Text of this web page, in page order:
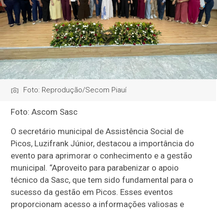
Foto: Reprodução/Secom Piauí
Foto: Ascom Sasc
O secretário municipal de Assistência Social de
Picos, Luzifrank Júnior, destacou a importância do
evento para aprimorar o conhecimento e a gestão
municipal. “Aproveito para parabenizar o apoio
técnico da Sasc, que tem sido fundamental para o
sucesso da gestão em Picos. Esses eventos
proporcionam acesso a informações valiosas e